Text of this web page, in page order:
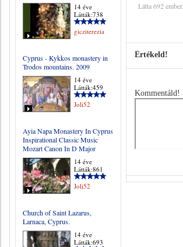
14 éve
Látták:738
gicziterezia
Cyprus - Kykkos monastery in
Trodos mountains. 2009
14 éve
Látták:459
Joli52
Ayia Napa Monastery In Cyprus
Inspirational Classic Music
Mozart Canon In D Major
14 éve
Látták:861
Joli52
Church of Saint Lazarus,
Larnaca, Cyprus.
14 éve
Látták:693
Látta 692 ember.
Értékeld!
Kommentáld!